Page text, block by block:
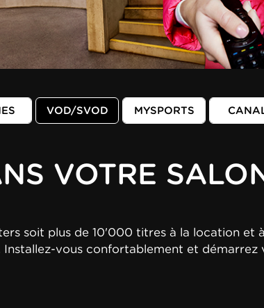
VOD/SVOD MYSPORTS
VOTRE
soit plus de 10'000 titres à la location et
vous confortablement et démarrez